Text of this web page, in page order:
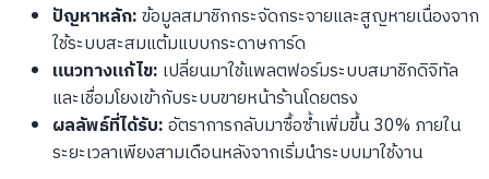
ปัญหาหลัก:ข้อมูลสมาชิกกระจัดกระจายและสูญหายเนื่องจาก
ใช้ระบบสะสมแต้มแบบกระดาษการ์ด
แนวทางแก้ไข: เปลี่ยนมาใช้แพลตฟอร์มระบบสมาชิกดิจิทัล
และเชื่อมโยงเข้ากับระบบขายหน้าร้านโดยตรง
ผลลัพธ์ที่ได้รับ:อัตราการกลับมาซื้อซ้ำเพิ่มขึ้น 30% ภายใน
ระยะเวลาเพียงสามเดือนหลังจากเริ่มนำระบบมาใช้งาน